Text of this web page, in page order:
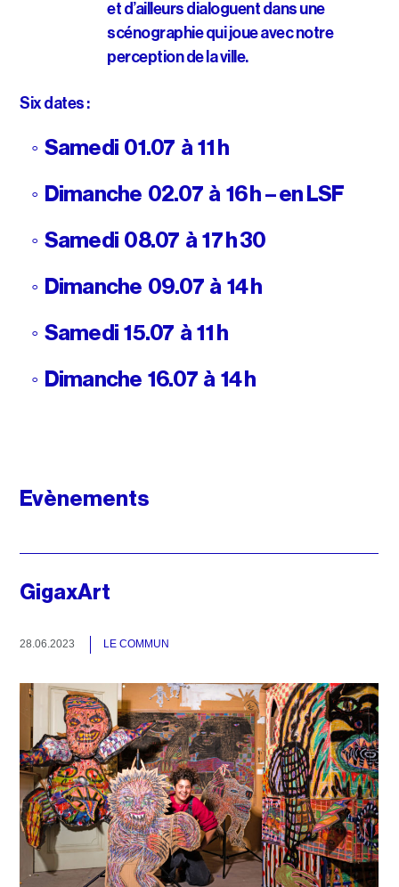
et d’ailleurs dialoguent dans une
scénographie qui joue avec notre
perception de la ville.
Six dates :
◦ Samedi 01.07 à 11 h
◦ Dimanche 02.07 à 16 h – en LSF
◦ Samedi 08.07 à 17 h 30
◦ Dimanche 09.07 à 14 h
◦ Samedi 15.07 à 11 h
◦ Dimanche 16.07 à 14 h
Evènements
GigaxArt
28.06.2023 LE COMMUN